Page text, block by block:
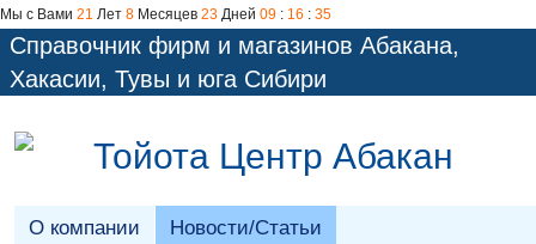
Мы с Вами 21 Лет 8 Месяцев 23 Дней 09 : 16 : 35
Справочник фирм и магазинов Абакана,
Хакасии, Тувы и юга Сибири
Тойота Центр Абакан
О компании Новости/Статьи